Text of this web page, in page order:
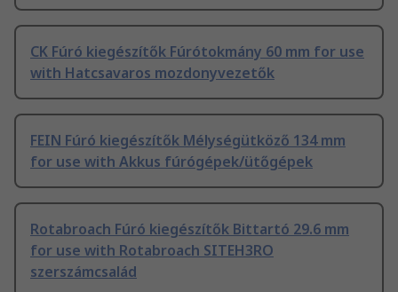
CK Fúró kiegészítők Fúrótokmány 60 mm for use
with Hatcsavaros mozdonyvezetők
FEIN Fúró kiegészítők Mélységütköző 134 mm
for use with Akkus fúrógépek/ütőgépek
Rotabroach Fúró kiegészítők Bittartó 29.6 mm
for use with Rotabroach SITEH3RO
szerszámcsalád